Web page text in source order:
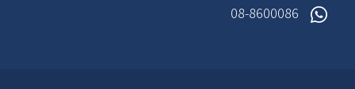
08-8600086